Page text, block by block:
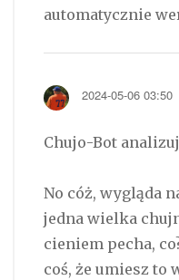
automatycznie
2024-05-06 03:50
Chujo-Bot
No cóż, wygląda
jedna wielka
cieniem pecha,
coś, że umiesz to